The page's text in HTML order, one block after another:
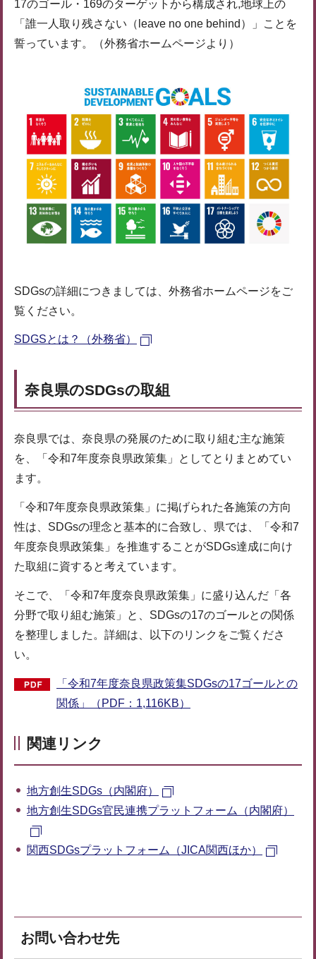
17のゴール・169のターゲットから構成され,地球上の
「誰一人取り残さない（leave no one behind）」ことを
誓っています。（外務省ホームページより）
SDGsの詳細につきましては、外務省ホームページをご
覧ください。
SDGSとは？（外務省）
奈良県のSDGsの取組
奈良県では、奈良県の発展のために取り組む主な施策
を、「令和7年度奈良県政策集」としてとりまとめてい
ます。
「令和7年度奈良県政策集」に掲げられた各施策の方向
性は、SDGsの理念と基本的に合致し、県では、「令和7
年度奈良県政策集」を推進することがSDGs達成に向け
た取組に資すると考えています。
そこで、「令和7年度奈良県政策集」に盛り込んだ「各
分野で取り組む施策」と、SDGsの17のゴールとの関係
を整理しました。詳細は、以下のリンクをご覧くださ
い。
「令和7年度奈良県政策集SDGsの17ゴールとの
関係」（PDF：1,116KB）
関連リンク
地方創生SDGs（内閣府）
地方創生SDGs官民連携プラットフォーム（内閣府）
関西SDGsプラットフォーム（JICA関西ほか）
お問い合わせ先